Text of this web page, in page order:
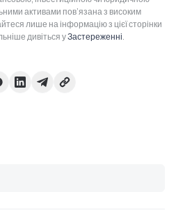
активами пов’язана з високим
лише на інформацію з цієї сторінки
дивіться уЗастереженні.